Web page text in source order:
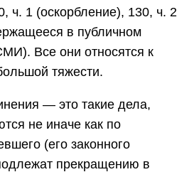
ч. 1 (оскорбление), 130, ч. 2
в публичном
Все они относятся к
тяжести.
— это такие дела,
не иначе как по
(его законного
прекращению в